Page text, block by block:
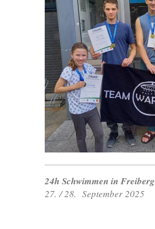
24h Schwimmen in
27. / 28. September 2025